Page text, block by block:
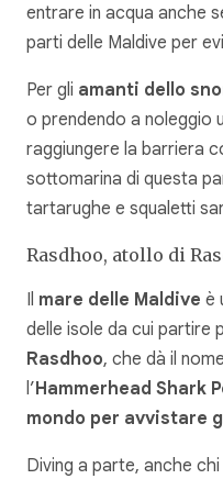
entrare in acqua anche
parti delle Maldive per
Per gli amanti dello
o prendendo a noleggio
raggiungere la barriera
sottomarina di questa
tartarughe e squaletti
Rasdhoo, atollo di
Il mare delle Maldive è
delle isole da cui partire
Rasdhoo, che dà il
l’Hammerhead Shark
mondo per avvistare
Diving a parte, anche